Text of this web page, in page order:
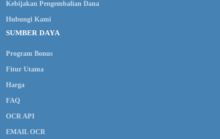
Kebijakan Pengembalian Dana
Hubungi Kami
SUMBER DAYA
Program Bonus
Fitur Utama
Harga
FAQ
OCR API
EMAIL OCR